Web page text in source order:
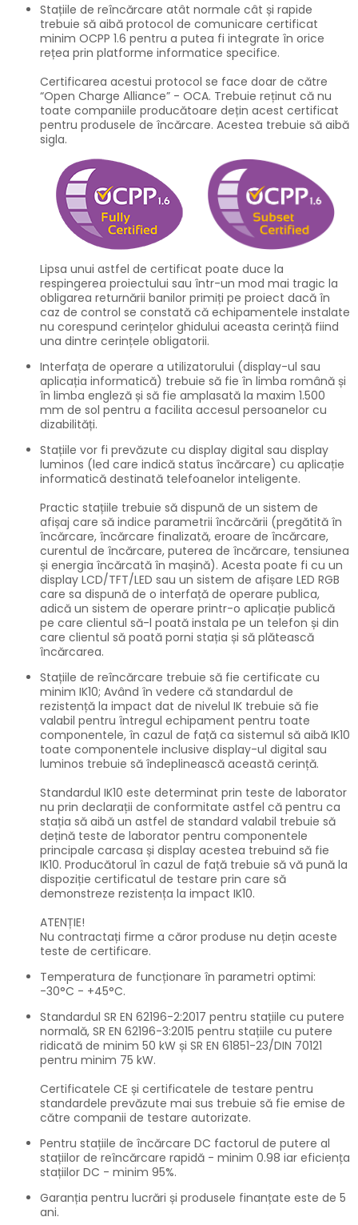
Stațiile de reîncărcare atât normale cât și rapide
trebuie să aibă protocol de comunicare certificat
minim OCPP 1.6 pentru a putea fi integrate în orice
rețea prin platforme informatice specifice.
Certificarea acestui protocol se face doar de către
“Open Charge Alliance” - OCA. Trebuie reținut că nu
toate companiile producătoare dețin acest certificat
pentru produsele de încărcare. Acestea trebuie să aibă
sigla.
Lipsa unui astfel de certificat poate duce la
respingerea proiectului sau într-un mod mai tragic la
obligarea returnării banilor primiți pe proiect dacă în
caz de control se constată că echipamentele instalate
nu corespund cerințelor ghidului aceasta cerință fiind
una dintre cerințele obligatorii.
Interfața de operare a utilizatorului (display-ul sau
aplicația informatică) trebuie să fie în limba română și
în limba engleză și să fie amplasată la maxim 1.500
mm de sol pentru a facilita accesul persoanelor cu
dizabilități.
Stațiile vor fi prevăzute cu display digital sau display
luminos (led care indică status încărcare) cu aplicație
informatică destinată telefoanelor inteligente.
Practic stațiile trebuie să dispună de un sistem de
afișaj care să indice parametrii încărcării (pregătită în
încărcare, încărcare finalizată, eroare de încărcare,
curentul de încărcare, puterea de încărcare, tensiunea
și energia încărcată în mașină). Acesta poate fi cu un
display LCD/TFT/LED sau un sistem de afișare LED RGB
care sa dispună de o interfață de operare publica,
adică un sistem de operare printr-o aplicație publică
pe care clientul să-l poată instala pe un telefon și din
care clientul să poată porni stația și să plătească
încărcarea.
Stațiile de reîncărcare trebuie să fie certificate cu
minim IK10; Având în vedere că standardul de
rezistență la impact dat de nivelul IK trebuie să fie
valabil pentru întregul echipament pentru toate
componentele, în cazul de față ca sistemul să aibă IK10
toate componentele inclusive display-ul digital sau
luminos trebuie să îndeplinească această cerință.
Standardul IK10 este determinat prin teste de laborator
nu prin declarații de conformitate astfel că pentru ca
stația să aibă un astfel de standard valabil trebuie să
dețină teste de laborator pentru componentele
principale carcasa și display acestea trebuind să fie
IK10. Producătorul în cazul de față trebuie să vă pună la
dispoziție certificatul de testare prin care să
demonstreze rezistența la impact IK10.
ATENȚIE!
Nu contractați firme a căror produse nu dețin aceste
teste de certificare.
Temperatura de funcționare în parametri optimi:
-30°C - +45°C.
Standardul SR EN 62196-2:2017 pentru stațiile cu putere
normală, SR EN 62196-3:2015 pentru stațiile cu putere
ridicată de minim 50 kW și SR EN 61851-23/DIN 70121
pentru minim 75 kW.
Certificatele CE și certificatele de testare pentru
standardele prevăzute mai sus trebuie să fie emise de
către companii de testare autorizate.
Pentru stațiile de încărcare DC factorul de putere al
stațiilor de reîncărcare rapidă - minim 0.98 iar eficiența
stațiilor DC - minim 95%.
Garanția pentru lucrări și produsele finanțate este de 5
ani.